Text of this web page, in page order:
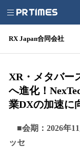
RX Japan合同会社
XR・メタバー
へ進化！
業DXの加速に
■会期：2026年
ッセ